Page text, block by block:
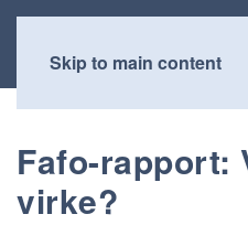
Skip to main content
Fafo-rapport:
virke?